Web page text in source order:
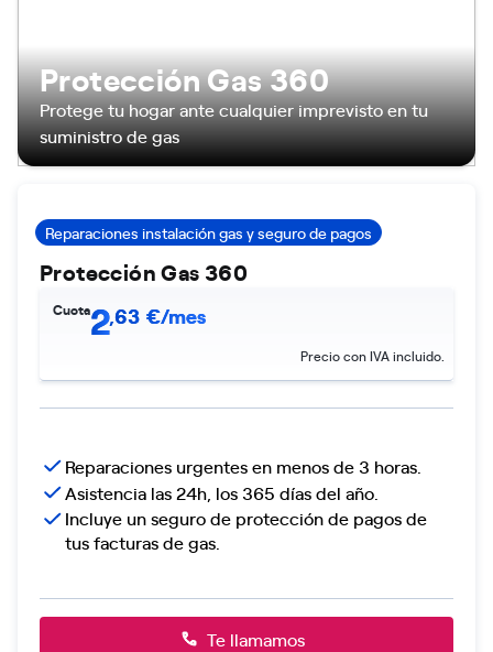
Protección Gas 360
Protege tu hogar ante cualquier imprevisto en tu
suministro de gas
Reparaciones instalación gas y seguro de pagos
Protección Gas 360
Cuota2,63 €/mes
Precio con IVA incluido.
Reparaciones urgentes en menos de 3 horas.
Asistencia las 24h, los 365 días del año.
Incluye un seguro de protección de pagos de
tus facturas de gas.
Te llamamos